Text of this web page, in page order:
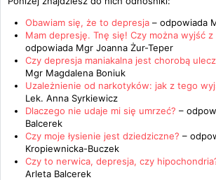
Obawiam się, że to depresja – odpowiada
Mam depresję. Tnę się! Czy można wyjść z
odpowiada Mgr Joanna Żur-Teper
Czy depresja maniakalna jest chorobą
Mgr Magdalena Boniuk
Uzależnienie od narkotyków: jak z tego
Lek. Anna Syrkiewicz
Dlaczego nie udaje mi się umrzeć? –
Balcerek
Czy moje łysienie jest dziedziczne? –
Kropiewnicka-Buczek
Czy to nerwica, depresja, czy
Arleta Balcerek